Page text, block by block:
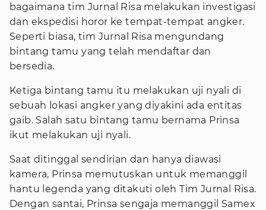
bagaimana tim Jurnal Risa melakukan investigasi
dan ekspedisi horor ke tempat-tempat angker.
Seperti biasa, tim Jurnal Risa mengundang
bintang tamu yang telah mendaftar dan
bersedia.
Ketiga bintang tamu itu melakukan uji nyali di
sebuah lokasi angker yang diyakini ada entitas
gaib. Salah satu bintang tamu bernama Prinsa
ikut melakukan uji nyali.
Saat ditinggal sendirian dan hanya diawasi
kamera, Prinsa memutuskan untuk memanggil
hantu legenda yang ditakuti oleh Tim Jurnal Risa.
Dengan santai, Prinsa sengaja memanggil Samex